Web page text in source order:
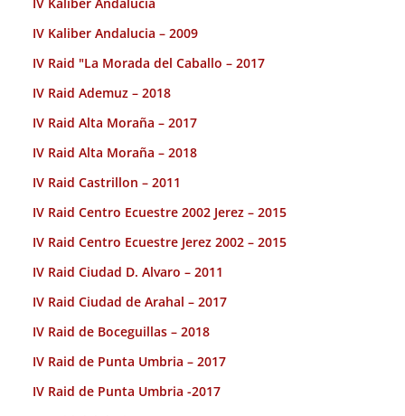
IV Kaliber Andalucia – 2009
IV Raid "La Morada del Caballo – 2017
IV Raid Ademuz – 2018
IV Raid Alta Moraña – 2017
IV Raid Alta Moraña – 2018
IV Raid Castrillon – 2011
IV Raid Centro Ecuestre 2002 Jerez – 2015
IV Raid Centro Ecuestre Jerez 2002 – 2015
IV Raid Ciudad D. Alvaro – 2011
IV Raid Ciudad de Arahal – 2017
IV Raid de Boceguillas – 2018
IV Raid de Punta Umbria – 2017
IV Raid de Punta Umbria -2017